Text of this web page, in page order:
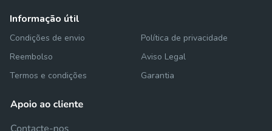
informação útil
Condições de envio
Reembolso
Termos e condições
Política de privacidade
Aviso Legal
Garantia